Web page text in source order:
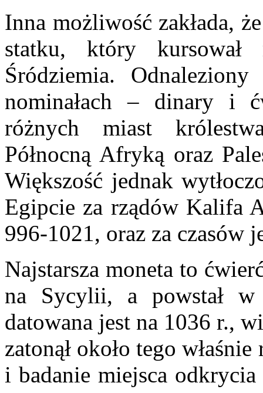
Inna możliwość zakłada,
statku, który kursował
Śródziemia.
nominałach – dinary i
różnych miast
Północną Afryką oraz
Większość jednak
Egipcie za rządów Kalifa
996-1021, oraz za czasów
Najstarsza moneta to
na Sycylii, a powstał w
datowana jest na 1036 r.,
zatonął około tego
i badanie miejsca odkrycia